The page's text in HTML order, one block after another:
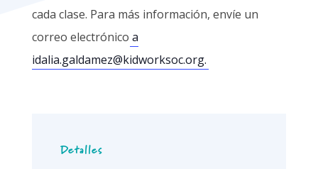
cada clase. Para más información, envíe un
correo electrónico a
idalia.galdamez@kidworksoc.org.
Detalles